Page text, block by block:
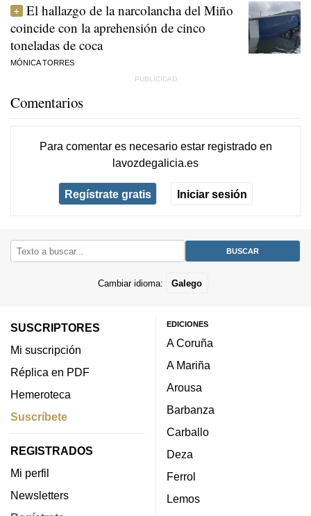
El hallazgo de la narcolancha del Miño
coincide con la aprehensión de cinco
toneladas de coca
MÓNICA TORRES
Comentarios
Para comentar es necesario estar registradoen
lavozdegalicia.es
Regístrate gratis Iniciar sesión
Cambiar idioma: Galego
SUSCRIPTORES
Mi suscripción
Réplica en PDF
Hemeroteca
Suscríbete
REGISTRADOS
Mi perfil
Newsletters
EDICIONES
A Coruña
A Mariña
Arousa
Barbanza
Carballo
Deza
Ferrol
Lemos